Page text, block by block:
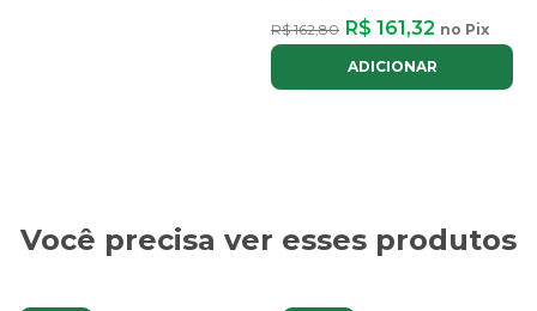
R$ 162,80 R$ 161,32 no Pix
ADICIONAR
Você precisa ver esses produtos